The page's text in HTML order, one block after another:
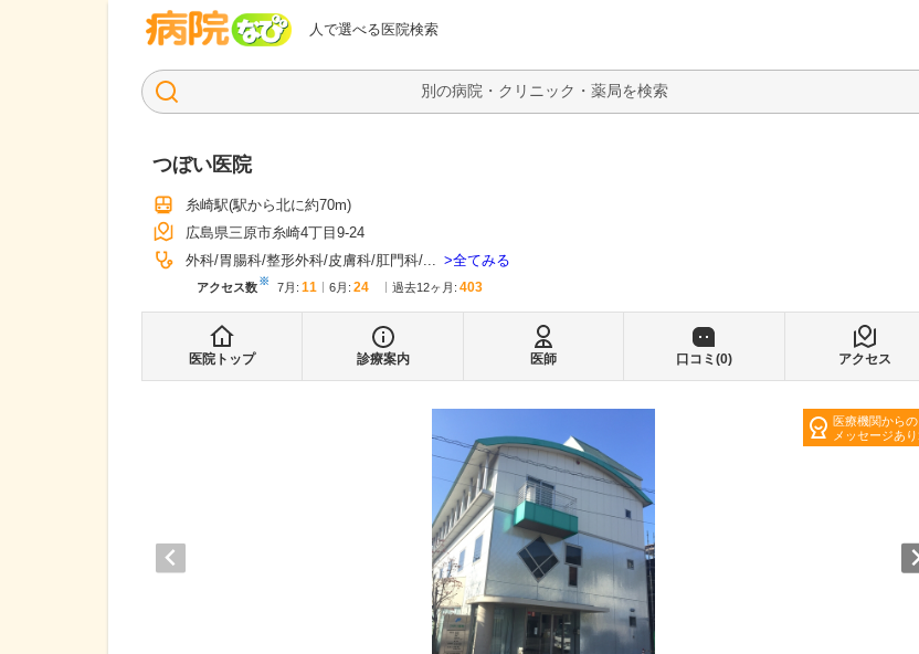
人で選べる医院検索
病院なび
検索
つぼい医院
糸崎駅(駅から北に約70m)
広島県三原市糸崎4丁目9-24
外科 胃腸科 整形外科 皮膚科 肛門科 ... 全てみる
アクセス数※ 7月 : 11 6月 : 24 過去12ヶ月: 403
医院トップ 診療案内 医師 口コミ(0) アクセス
医療機関からの
メッセージあり